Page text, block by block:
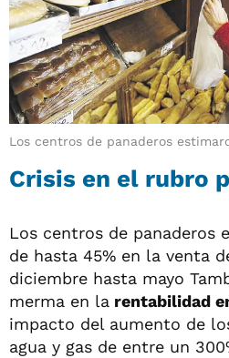
Los centros de panaderos
Crisis en el rubro
Los centros de panaderos
de hasta 45% en la venta
diciembre hasta mayo
merma en la rentabilidad
impacto del aumento de
agua y gas de entre un